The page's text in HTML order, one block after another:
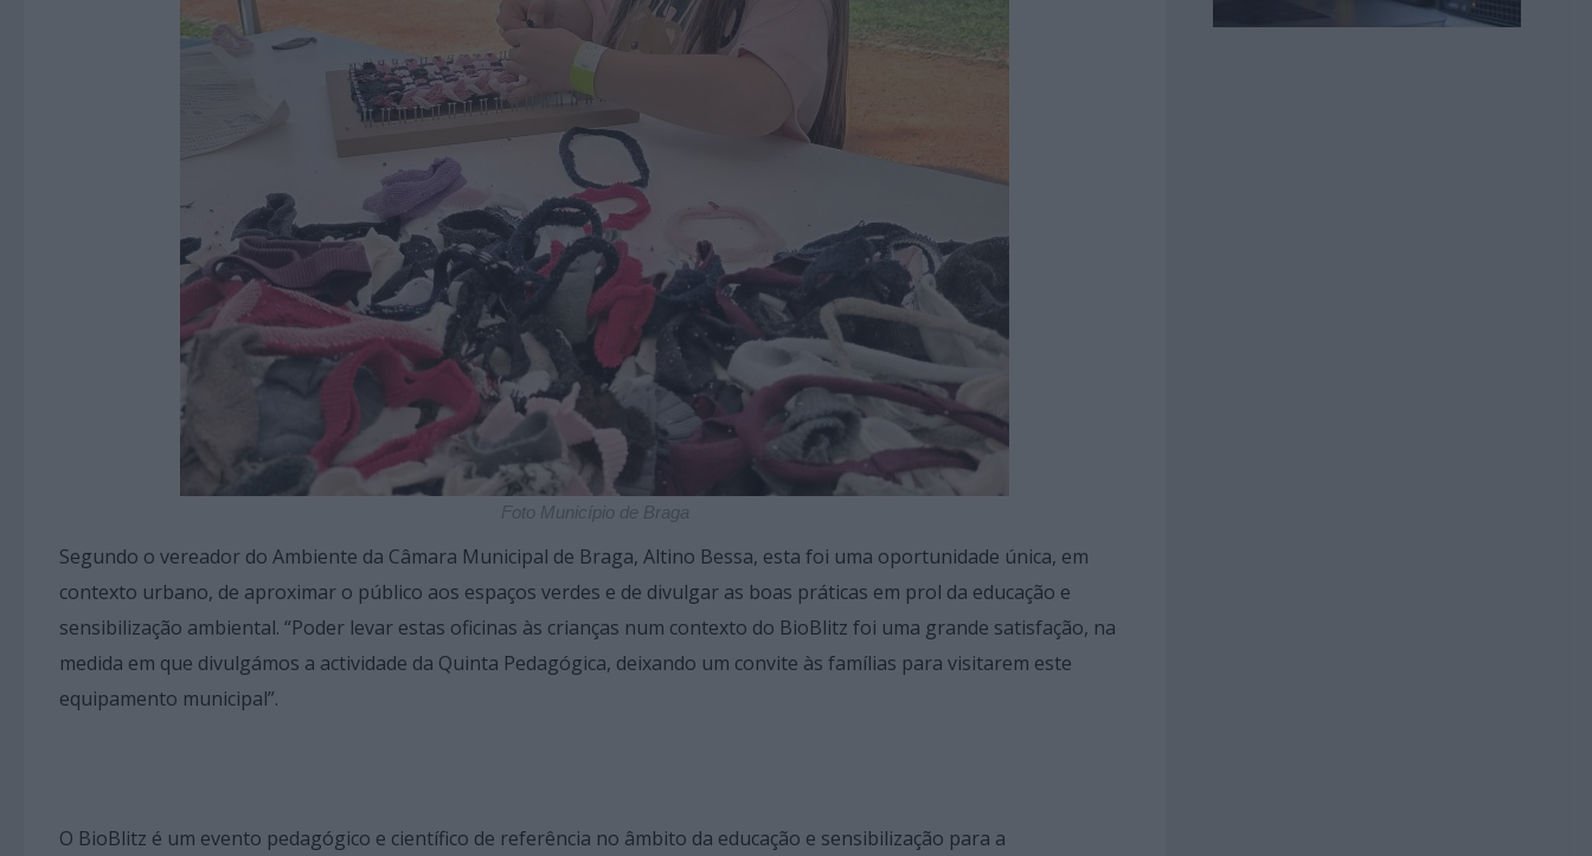
Foto Município de Braga
Segundo o vereador do Ambiente da Câmara Municipal de Braga, Altino Bessa, esta foi uma oportunidade única, em
contexto urbano, de aproximar o público aos espaços verdes e de divulgar as boas práticas em prol da educação e
sensibilização ambiental. “Poder levar estas oficinas às crianças num contexto do BioBlitz foi uma grande satisfação, na
medida em que divulgámos a actividade da Quinta Pedagógica, deixando um convite às famílias para visitarem este
equipamento municipal”.
O BioBlitz é um evento pedagógico e científico de referência no âmbito da educação e sensibilização para a